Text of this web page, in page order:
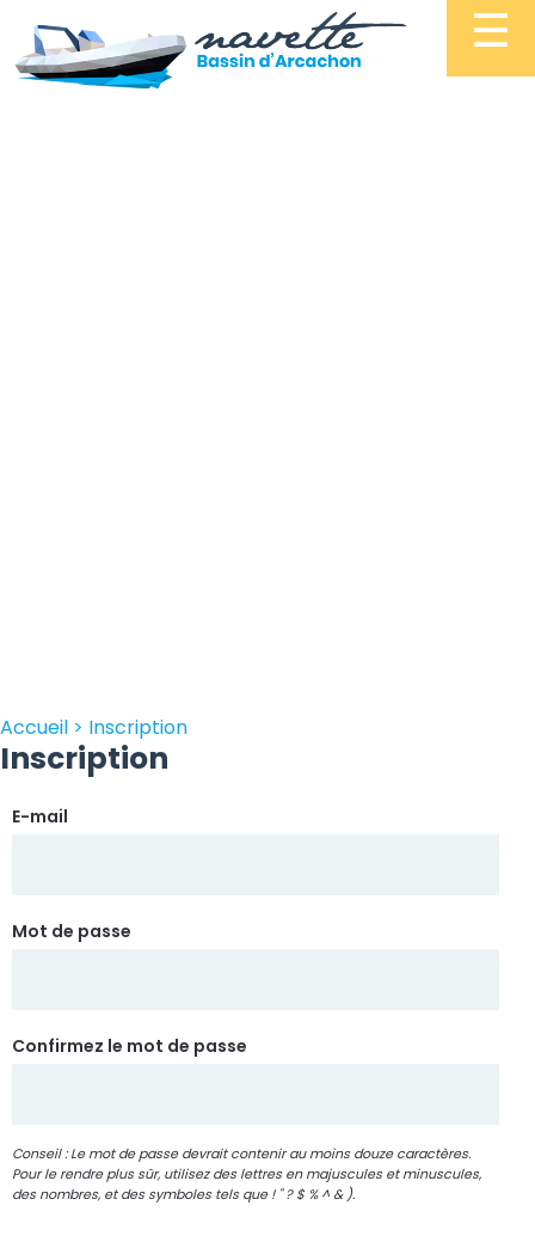
Navette
☰
Accueil > Inscription
Inscription
E-mail
Mot de passe
Confirmez le mot de passe
Conseil : Le mot de passe devrait contenir au moins douze caractères.
Pour le rendre plus sûr, utilisez des lettres en majuscules et minuscules,
des nombres, et des symboles tels que ! " ? $ % ^ & ).